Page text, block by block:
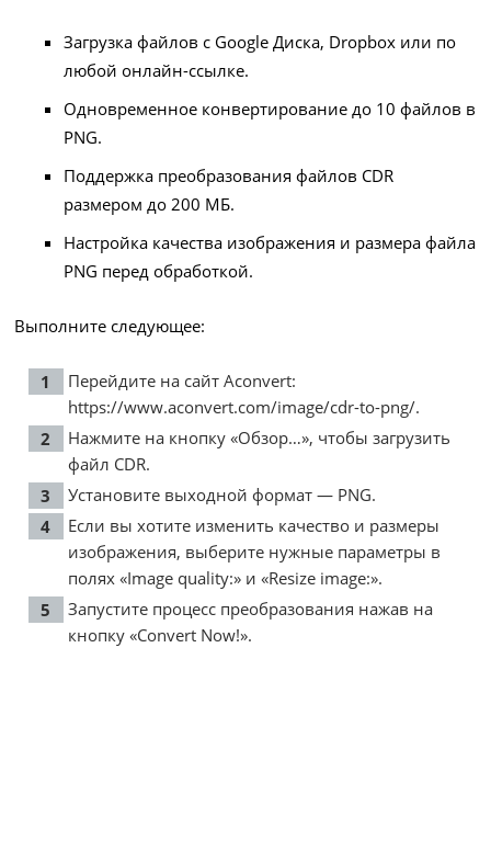
Загрузка файлов с Google Диска, Dropbox или по
любой онлайн-ссылке.
Одновременное конвертирование до 10 файлов в
PNG.
Поддержка преобразования файлов CDR
размером до 200 МБ.
Настройка качества изображения и размера файла
PNG перед обработкой.
Выполните следующее:
Перейдите на сайт Aconvert:
https://www.aconvert.com/image/cdr-to-png/.
Нажмите на кнопку «Обзор…», чтобы загрузить
файл CDR.
Установите выходной формат — PNG.
Если вы хотите изменить качество и размеры
изображения, выберите нужные параметры в
полях «Image quality:» и «Resize image:».
Запустите процесс преобразования нажав на
кнопку «Convert Now!».